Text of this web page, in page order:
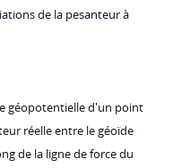
de la pesanteur à
géopotentielle d'un point
réelle entre le géoïde
de la ligne de force du